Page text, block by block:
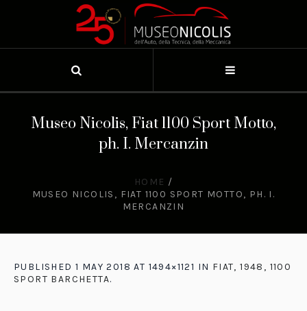
Museo Nicolis, Fiat 1100 Sport Motto,
ph. I. Mercanzin
HOME /
MUSEO NICOLIS, FIAT 1100 SPORT MOTTO, PH. I.
MERCANZIN
PUBLISHED 1 MAY 2018 AT 1494×1121 IN FIAT, 1948, 1100
SPORT BARCHETTA.